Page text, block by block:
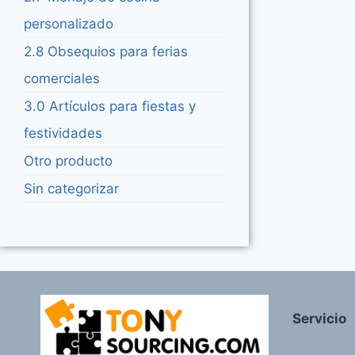
personalizado
2.8 Obsequios para ferias
comerciales
3.0 Artículos para fiestas y
festividades
Otro producto
Sin categorizar
Servicio